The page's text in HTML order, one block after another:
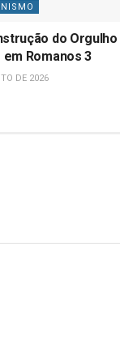
do Orgulho
Romanos 3
DE 2026